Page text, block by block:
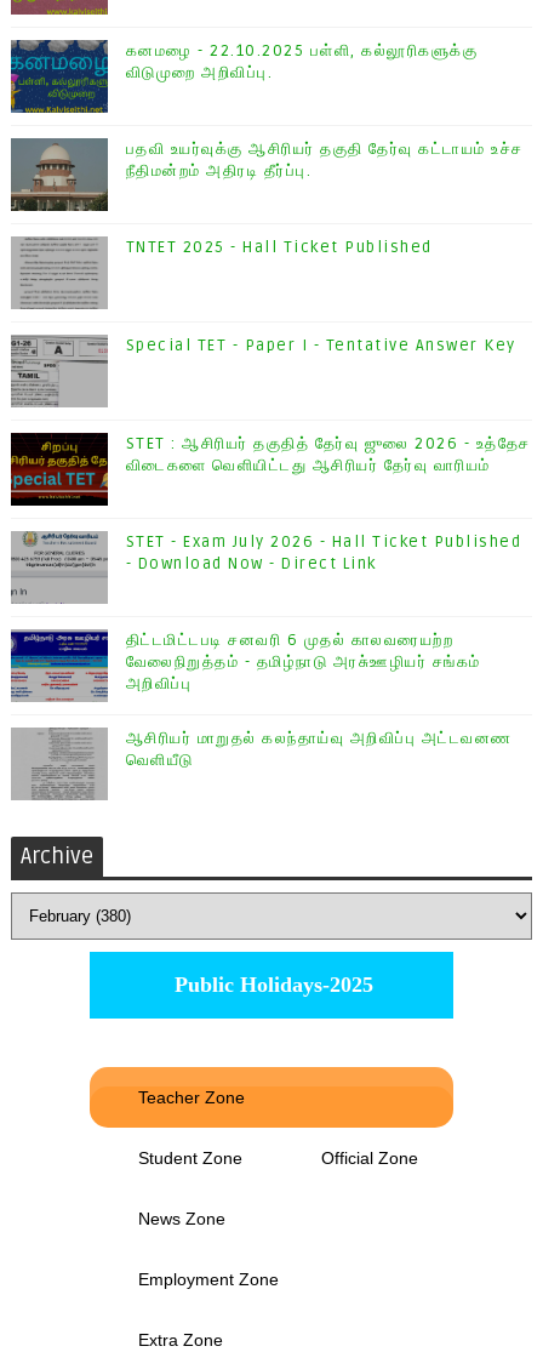
கனமழை - 22.10.2025 பள்ளி, கல்லூரிகளுக்கு
விடுமுறை அறிவிப்பு.
பதவி உயர்வுக்கு ஆசிரியர் தகுதி தேர்வு கட்டாயம் உச்ச
நீதிமன்றம் அதிரடி தீர்ப்பு.
TNTET 2025 - Hall Ticket Published
Special TET - Paper I - Tentative Answer Key
STET : ஆசிரியர் தகுதித் தேர்வு ஜுலை 2026 - உத்தேச
விடைகளை வெளியிட்டது ஆசிரியர் தேர்வு வாரியம்
STET - Exam July 2026 - Hall Ticket Published
- Download Now - Direct Link
திட்டமிட்டபடி சனவரி 6 முதல் காலவரையற்ற
வேலைநிறுத்தம் - தமிழ்நாடு அரசு்ஊழியர் சங்கம்
அறிவிப்பு
ஆசிரியர் மாறுதல் கலந்தாய்வு அறிவிப்பு அட்டவனண
வெளியீடு
Archive
Public Holidays-2025
Teacher Zone
Student Zone Official Zone
News Zone
Employment Zone
Extra Zone